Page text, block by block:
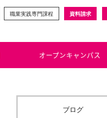
職業実践専門課程 資料請求
オープンキャンパス
ブログ